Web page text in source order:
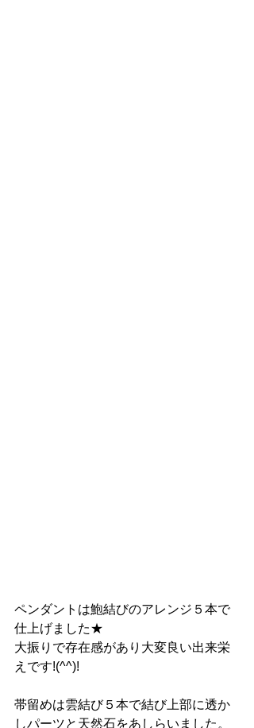
ペンダントは鮑結びのアレンジ５本で
仕上げました★
大振りで存在感があり大変良い出来栄
えです!(^^)!
帯留めは雲結び５本で結び上部に透か
しパーツと天然石をあしらいました。